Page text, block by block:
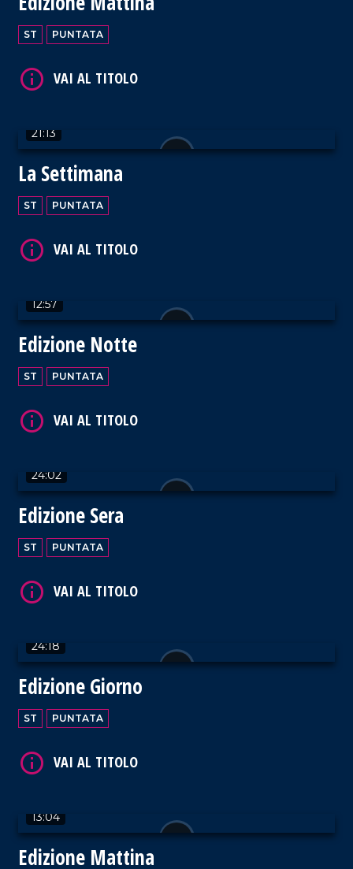
ST PUNTATA
21:13
La Settimana
ST PUNTATA
12:57
Edizione Notte
ST PUNTATA
24:02
Edizione Sera
ST PUNTATA
VAI AL TITOLO
24:18
Edizione Giorno
ST PUNTATA
VAI AL TITOLO
13:04
Edizione Mattina
VAI AL TITOLO